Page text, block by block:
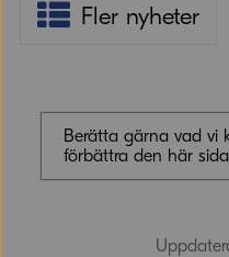
Fler nyheter
Berätta gärna vad vi
förbättra den här